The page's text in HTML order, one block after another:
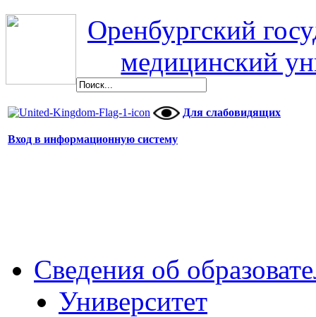
Оренбургский
медицинский
Для слабовидящих
Вход в информационную систему
Сведения об
Университет